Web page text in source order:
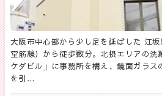
大阪市中心部から少し足を延ばした 江
堂筋線）から徒歩数分。北摂エリアの洗
ケダビル」に事務所を構え、鏡面ガラス
を引…